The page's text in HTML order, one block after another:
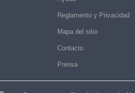
Reglamento y Privacidad
Mapa del sitio
Contacto
Prensa